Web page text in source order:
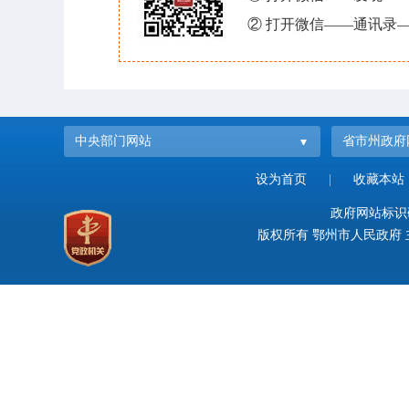
② 打开微信——通讯录
中央部门网站 省市州政府
设为首页 收藏本站
政府网站标
版权所有 鄂州市人民政府